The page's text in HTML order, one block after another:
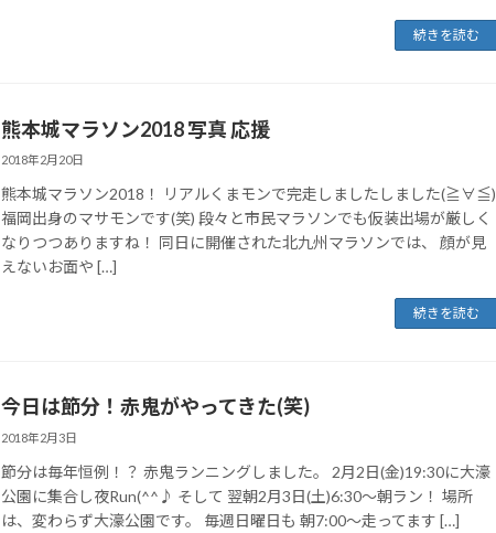
続きを読む
熊本城マラソン2018 写真 応援
2018年2月20日
熊本城マラソン2018！ リアルくまモンで完走しましたしました(≧∀≦)
福岡出身のマサモンです(笑) 段々と市民マラソンでも仮装出場が厳しく
なりつつありますね！ 同日に開催された北九州マラソンでは、 顔が見
えないお面や […]
続きを読む
今日は節分！赤鬼がやってきた(笑)
2018年2月3日
節分は毎年恒例！？ 赤鬼ランニングしました。 2月2日(金)19:30に大濠
公園に集合し夜Run(^^♪ そして 翌朝2月3日(土)6:30～朝ラン！ 場所
は、変わらず大濠公園です。 毎週日曜日も 朝7:00～走ってます […]